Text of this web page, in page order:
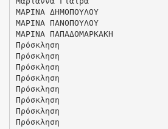
ΜΑΡΙΝΑ ΔΗΜΟΠΟΥΛΟΥ
ΜΑΡΙΝΑ ΠΑΝΟΠΟΥΛΟΥ
ΜΑΡΙΝΑ ΠΑΠΑΔΟΜΑΡΚΑΚΗ
Πρόσκληση
Πρόσκληση
Πρόσκληση
Πρόσκληση
Πρόσκληση
Πρόσκληση
Πρόσκληση
Πρόσκληση